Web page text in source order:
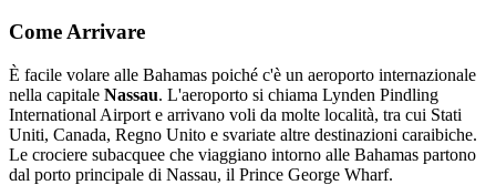
Come Arrivare
È facile volare alle Bahamas poiché c'è un aeroporto internazionale
nella capitale Nassau. L'aeroporto si chiama Lynden Pindling
International Airport e arrivano voli da molte località, tra cui Stati
Uniti, Canada, Regno Unito e svariate altre destinazioni caraibiche.
Le crociere subacquee che viaggiano intorno alle Bahamas partono
dal porto principale di Nassau, il Prince George Wharf.